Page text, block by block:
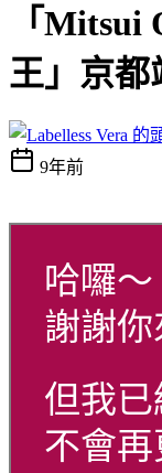
「
王」京都
9年前
哈囉～
謝謝
但我
不會